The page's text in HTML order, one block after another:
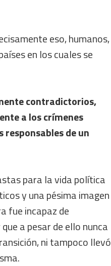
eso, humanos,
en los cuales se
contradictorios,
a los crímenes
de un
para la vida política
y una pésima imagen
fue incapaz de
a pesar de ello nunca
ni tampoco llevó